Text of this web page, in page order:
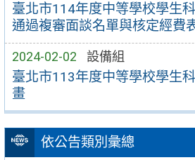
臺北市114年度中等學校學生
通過複審面談名單與核定經費
2024-02-02 設備組
臺北市113年度中等學校學生
畫
依公告類別彙總